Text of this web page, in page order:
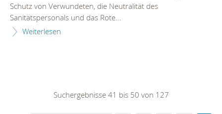
Schutz von Verwundeten, die Neutralität des
Sanitätspersonals und das Rote...
Weiterlesen
Suchergebnisse 41 bis 50 von 127